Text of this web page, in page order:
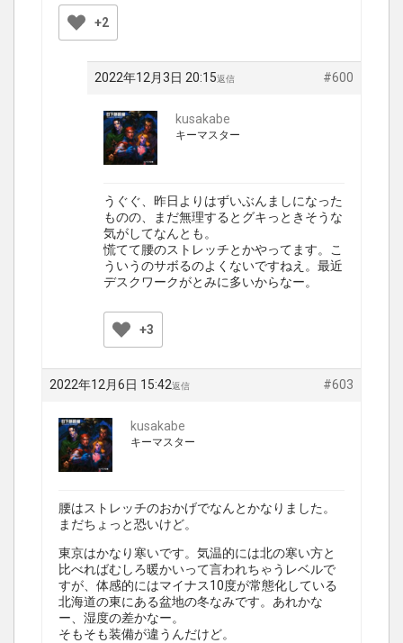
+2
2022年12月3日 20:15 #600
返信
kusakabe
キーマスター
うぐぐ、昨日よりはずいぶんましになった
ものの、まだ無理するとグキっときそうな
気がしてなんとも。
慌てて腰のストレッチとかやってます。こ
ういうのサボるのよくないですねえ。最近
デスクワークがとみに多いからなー。
+3
2022年12月6日 15:42 #603
返信
kusakabe
キーマスター
腰はストレッチのおかげでなんとかなりました。
まだちょっと恐いけど。
東京はかなり寒いです。気温的には北の寒い方と
比べればむしろ暖かいって言われちゃうレベルで
すが、体感的にはマイナス10度が常態化している
北海道の東にある盆地の冬なみです。あれかな
ー、湿度の差かなー。
そもそも装備が違うんだけど。